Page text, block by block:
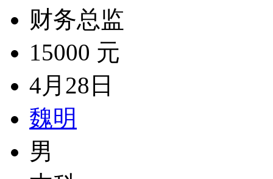
财务总监
15000 元
4月28日
魏明
男